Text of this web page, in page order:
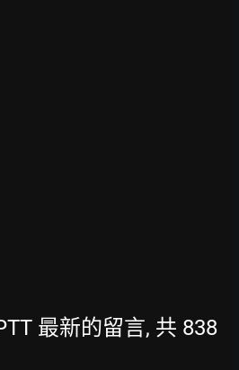
最新的留言, 共 838